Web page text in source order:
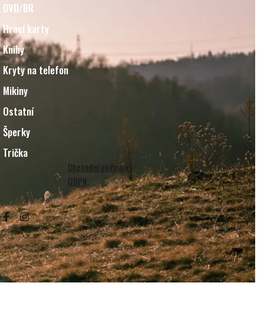
DVD/BR
Hrací karty
Knihy
Kryty na telefon
Mikiny
Ostatní
Šperky
Trička
Obchodní podmínky
GDPR